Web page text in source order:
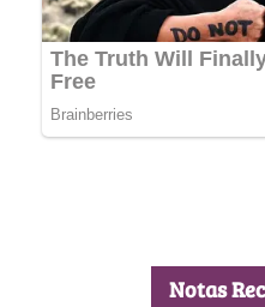
Notas